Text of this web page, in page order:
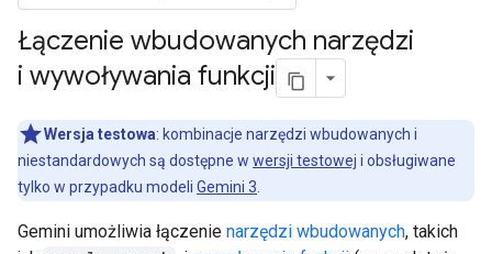
Łączenie wbudowanych narzędzi
i wywoływania funkcji
Wersja testowa: kombinacje narzędzi wbudowanych i
niestandardowych są dostępne w wersji testowej i obsługiwane
tylko w przypadku modeli Gemini 3
Gemini umożliwia łączenie narzędzi wbudowanych, takich